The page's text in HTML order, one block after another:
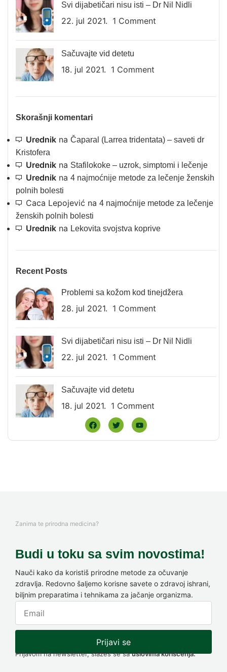
Svi dijabetičari nisu isti – Dr Nil Nidli
22. jul 2021. 1 Comment
Sačuvajte vid detetu
18. jul 2021. 1 Comment
Skorašnji komentari
Urednik na Čaparal (Larrea tridentata) – saveti dr
Kristofera
Urednik na Stafilokoke – uzrok, simptomi i lečenje
Urednik na 4 najmoćnije metode za lečenje ženskih
polnih bolesti
Caca Lepojević na 4 najmoćnije metode za lečenje
ženskih polnih bolesti
Urednik na Lekovita svojstva koprive
Recent Posts
Problemi sa kožom kod tinejdžera
28. jul 2021. 1 Comment
Svi dijabetičari nisu isti – Dr Nil Nidli
22. jul 2021. 1 Comment
Sačuvajte vid detetu
18. jul 2021. 1 Comment
Zanima te prirodna medicina?
Budi u toku sa svim novostima!
Nauči kako da koristiš prirodne metode za očuvanje
zdravlja. Redovno šaljemo korisne savete o zdravoj ishrani,
biljnim preparatima i tehnikama za jačanje organizma.
Prijavi se
Prijavom na newsletter, slažeš se sauslovima korišćenja.